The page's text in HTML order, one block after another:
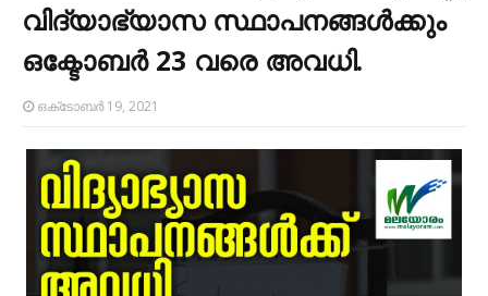
വിദ്യാഭ്യാസ സ്ഥാപനങ്ങള്‍ക്കും
ഒക്ടോബർ 23 വരെ അവധി.
ഒക്‌ടോബർ 19, 2021